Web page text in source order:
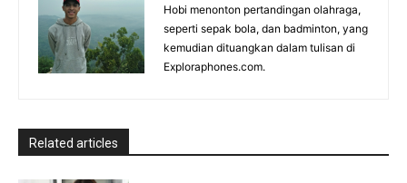
Hobi menonton pertandingan olahraga,
seperti sepak bola, dan badminton, yang
kemudian dituangkan dalam tulisan di
Exploraphones.com.
Related articles